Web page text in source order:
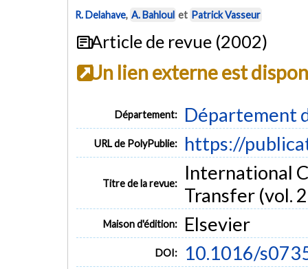
R. Delahave, A. Bahloul et Patrick Vasseur
Article de revue (2002)
Un lien externe est
Département: Département
URL de PolyPublie: https://
Titre de la revue:
International
Transfer (vol.
Maison d'édition: Elsevier
DOI: 10.1016/